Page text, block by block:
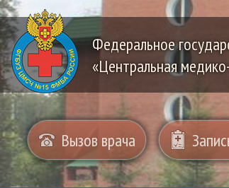
Федеральное
«Центральная
Вызов врача